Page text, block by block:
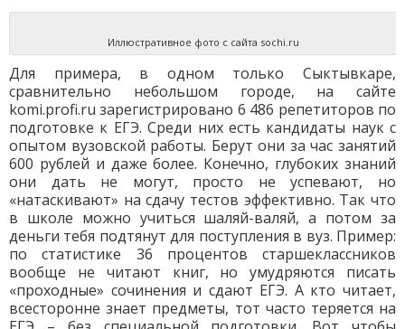
Иллюстративное фото с сайта sochi.ru
Для примера, в одном только Сыктывкаре,
сравнительно небольшом городе, на сайте
komi.profi.ru зарегистрировано 6 486 репетиторов по
подготовке к ЕГЭ. Среди них есть кандидаты наук с
опытом вузовской работы. Берут они за час занятий
600 рублей и даже более. Конечно, глубоких знаний
они дать не могут, просто не успевают, но
«натаскивают» на сдачу тестов эффективно. Так что
в школе можно учиться шаляй-валяй, а потом за
деньги тебя подтянут для поступления в вуз. Пример:
по статистике 36 процентов старшеклассников
вообще не читают книг, но умудряются писать
«проходные» сочинения и сдают ЕГЭ. А кто читает,
всесторонне знает предметы, тот часто теряется на